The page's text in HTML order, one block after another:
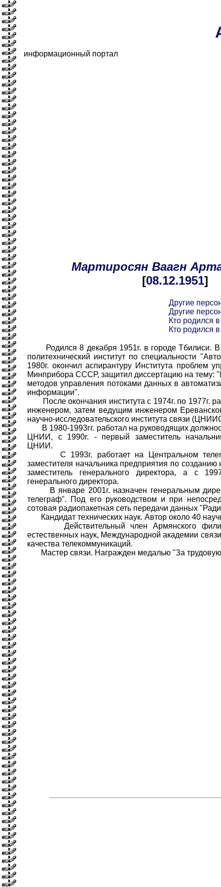
информационный портал
Мартиросян Ваагн
[08.12.1951]
Другие
Другие
Кто родился
Кто родился
Родился 8 декабря 1951г. в городе Тбилиси. В
политехнический институт по специальности
1980г. окончил аспирантуру Института проблем
Минприбора СССР, защитил диссертацию на тему:
методов управления потоками данных в
информации".
После окончания института с 1974г. по 1977г.
инженером, затем ведущим инженером
научно-исследовательского института связи
В 1980-1993гг. работал на руководящих
ЦНИИ, с 1990г. - первый заместитель
ЦНИИ.
С 1993г. работает на Центральном
заместителя начальника предприятия по созданию
заместитель генерального директора, а с
генерального директора.
В январе 2001г. назначен генеральным
телеграф". Под его руководством и при
сотовая радиопакетная сеть передачи данных
Кандидат технических наук. Автор около 40
Действительный член Армянского
естественных наук, Международной академии
качества телекоммуникаций.
Мастер связи. Награжден медалью "За трудовую